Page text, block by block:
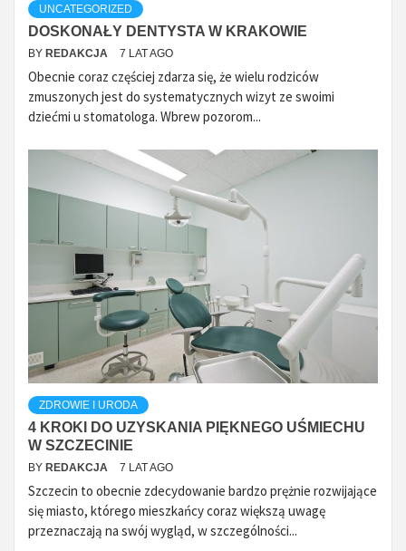
UNCATEGORIZED
DOSKONAŁY DENTYSTA W KRAKOWIE
BY REDAKCJA 7 LAT AGO
Obecnie coraz częściej zdarza się, że wielu rodziców
zmuszonych jest do systematycznych wizyt ze swoimi
dziećmi u stomatologa. Wbrew pozorom...
ZDROWIE I URODA
4 KROKI DO UZYSKANIA PIĘKNEGO UŚMIECHU
W SZCZECINIE
BY REDAKCJA 7 LAT AGO
Szczecin to obecnie zdecydowanie bardzo prężnie rozwijające
się miasto, którego mieszkańcy coraz większą uwagę
przeznaczają na swój wygląd, w szczególności...